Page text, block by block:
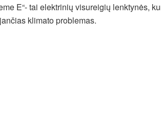
E“- tai elektrinių visureigių lenktynės,
klimato problemas.